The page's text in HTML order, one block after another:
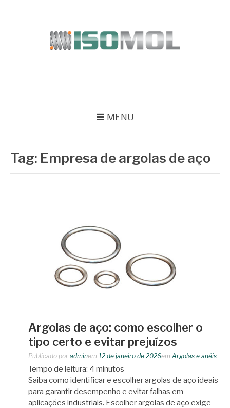
MENU
Tag: Empresa de argolas de aço
Argolas de aço: como escolher o
tipo certo e evitar prejuízos
Publicado por adminem 12 de janeiro de 2026em Argolas e anéis
Tempo de leitura: 4 minutos
Saiba como identificar e escolher argolas de aço ideais
para garantir desempenho e evitar falhas em
aplicações industriais. Escolher argolas de aço exige